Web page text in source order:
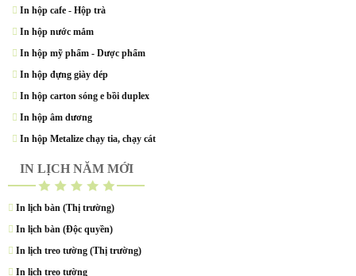
In hộp cafe - Hộp trà
In hộp nước mắm
In hộp mỹ phẩm - Dược phẩm
In hộp đựng giày dép
In hộp carton sóng e bồi duplex
In hộp âm dương
In hộp Metalize chạy tia, chạy cát
IN LỊCH NĂM MỚI
In lịch bàn (Thị trường)
In lịch bàn (Độc quyền)
In lịch treo tường (Thị trường)
In lịch treo tường